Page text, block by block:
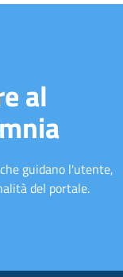
al
guidano l'utente,
del portale.